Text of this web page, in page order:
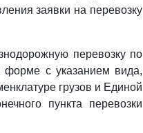
заявки на перевозку
перевозку по
форме с указанием вида,
грузов и Единой
пункта перевозки